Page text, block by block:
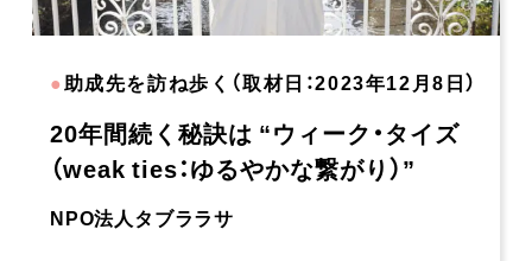
●助成先を訪ね歩く（取材日：2023年12月8日）
20年間続く秘訣は “ウィーク・タイズ
（weak ties：ゆるやかな繋がり）”
NPO法人タブララサ